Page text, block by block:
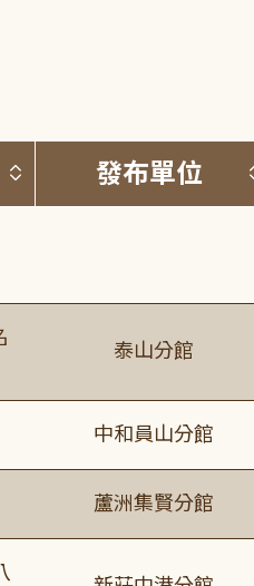
按標題排序 (升降冪
發布單位
泰山分館
中和員山分館
蘆洲集賢分館